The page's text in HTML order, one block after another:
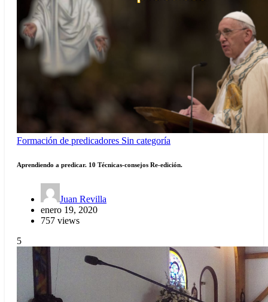
Formación de predicadores Sin categoría
Aprendiendo a predicar. 10 Técnicas-consejos Re-edición.
Juan Revilla
enero 19, 2020
757 views
5